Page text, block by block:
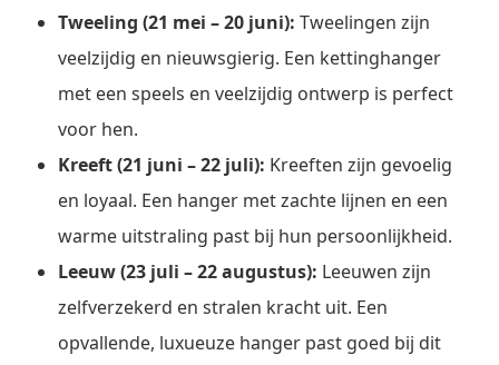
Tweeling (21 mei – 20 juni): Tweelingen zijn
veelzijdig en nieuwsgierig. Een kettinghanger
met een speels en veelzijdig ontwerp is perfect
voor hen.
Kreeft (21 juni – 22 juli): Kreeften zijn gevoelig
en loyaal. Een hanger met zachte lijnen en een
warme uitstraling past bij hun persoonlijkheid.
Leeuw (23 juli – 22 augustus): Leeuwen zijn
zelfverzekerd en stralen kracht uit. Een
opvallende, luxueuze hanger past goed bij dit